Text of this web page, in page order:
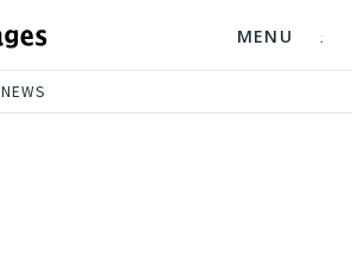
MENU
NEWS